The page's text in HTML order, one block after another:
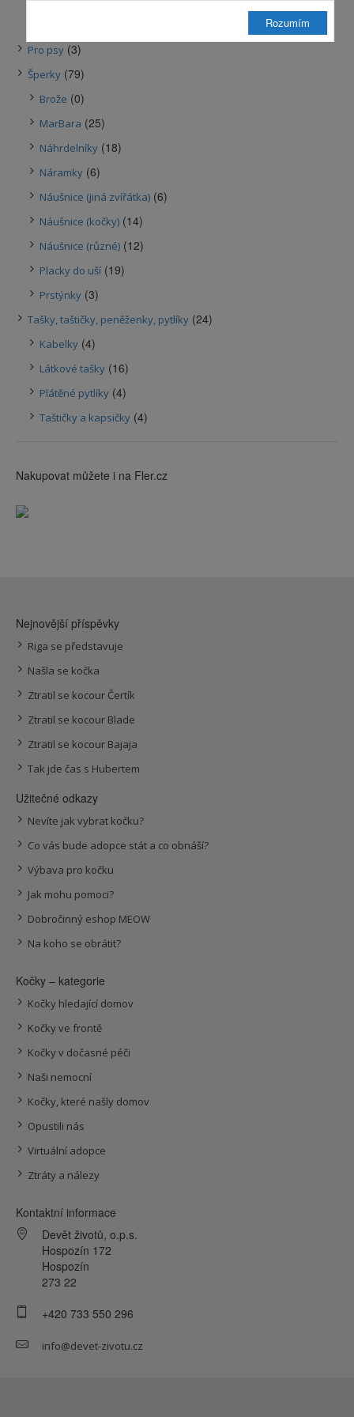
Pro psy (3)
Šperky (79)
Brože (0)
MarBara (25)
Náhrdelníky (18)
Náramky (6)
Náušnice (jiná zvířátka) (6)
Náušnice (kočky) (14)
Náušnice (různé) (12)
Placky do uší (19)
Prstýnky (3)
Tašky, taštičky, peněženky, pytlíky (24)
Kabelky (4)
Látkové tašky (16)
Plátěné pytlíky (4)
Taštičky a kapsičky (4)
Nakupovat můžete i na Fler.cz
Nejnovější příspěvky
Riga se představuje
Našla se kočka
Ztratil se kocour Čertík
Ztratil se kocour Blade
Ztratil se kocour Bajaja
Tak jde čas s Hubertem
Užitečné odkazy
Nevíte jak vybrat kočku?
Co vás bude adopce stát a co obnáší?
Výbava pro kočku
Jak mohu pomoci?
Dobročinný eshop MEOW
Na koho se obrátit?
Kočky – kategorie
Kočky hledající domov
Kočky ve frontě
Kočky v dočasné péči
Naši nemocní
Kočky, které našly domov
Opustili nás
Virtuální adopce
Ztráty a nálezy
Kontaktní informace
Devět životů, o.p.s.
Hospozín 172
Hospozín
273 22
+420 733 550 296
info@devet-zivotu.cz
Rozumím